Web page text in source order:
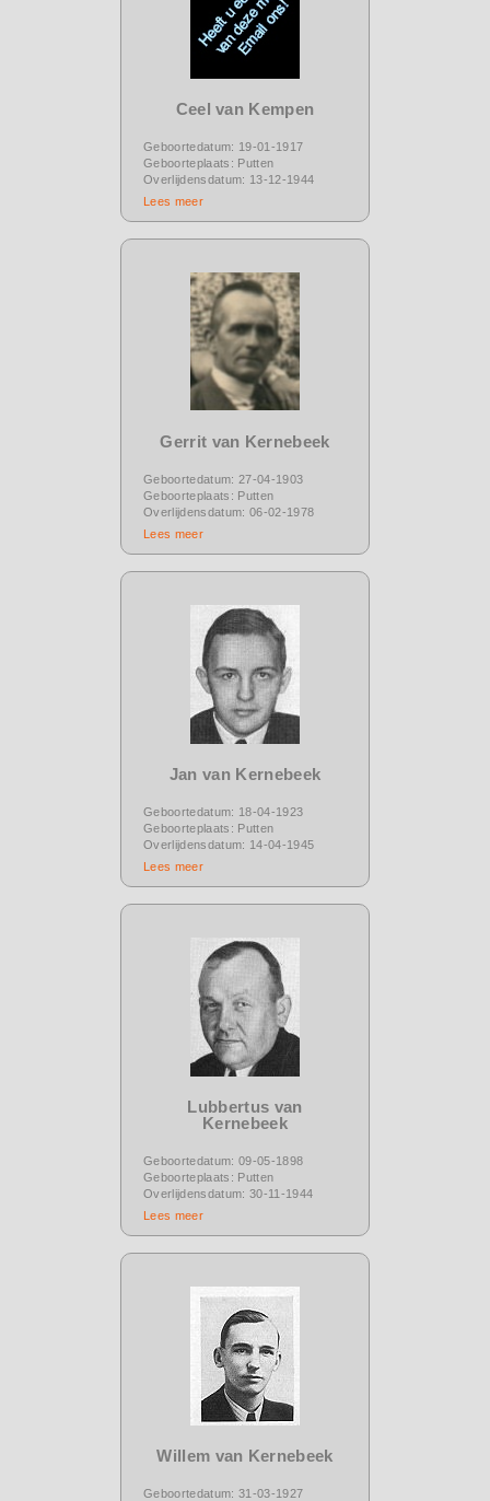
Ceel van Kempen
Geboortedatum: 19-01-1917
Geboorteplaats: Putten
Overlijdensdatum: 13-12-1944
Lees meer
Gerrit van Kernebeek
Geboortedatum: 27-04-1903
Geboorteplaats: Putten
Overlijdensdatum: 06-02-1978
Lees meer
Jan van Kernebeek
Geboortedatum: 18-04-1923
Geboorteplaats: Putten
Overlijdensdatum: 14-04-1945
Lees meer
Lubbertus van
Kernebeek
Geboortedatum: 09-05-1898
Geboorteplaats: Putten
Overlijdensdatum: 30-11-1944
Lees meer
Willem van Kernebeek
Geboortedatum: 31-03-1927